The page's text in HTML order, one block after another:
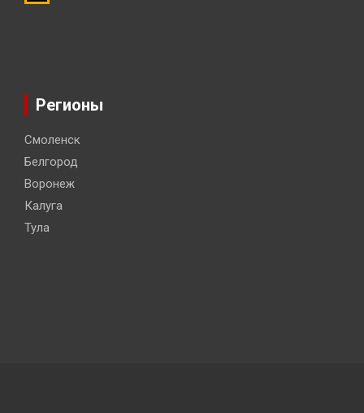
Регионы
Смоленск
Белгород
Воронеж
Калуга
Тула